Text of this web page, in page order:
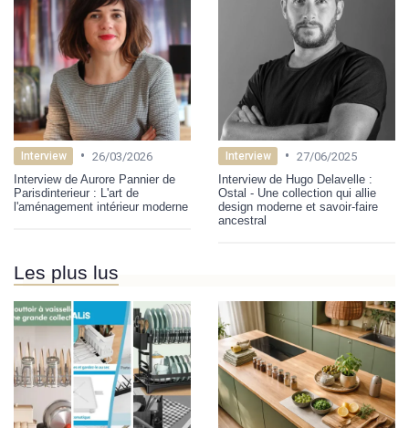
Interview • 26/03/2026
Interview de Aurore Pannier de
Parisdinterieur : L'art de
l'aménagement intérieur moderne
Interview • 27/06/2025
Interview de Hugo Delavelle :
Ostal - Une collection qui allie
design moderne et savoir-faire
ancestral
Les plus lus